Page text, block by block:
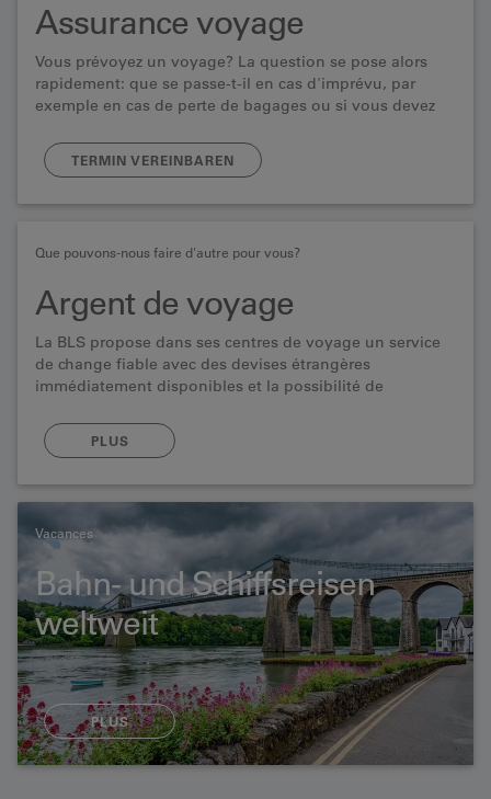
Assurance voyage
Vous prévoyez un voyage? La question se pose alors
rapidement: que se passe-t-il en cas d'imprévu, par
exemple en cas de perte de bagages ou si vous devez
minute?
TERMIN VEREINBAREN
Que pouvons-nous faire d'autre pour vous?
Argent de voyage
La BLS propose dans ses centres de voyage un service
de change fiable avec des devises étrangères
immédiatement disponibles et la possibilité de
PLUS
Vacances
Bahn- und Schiffsreisen
weltweit
PLUS